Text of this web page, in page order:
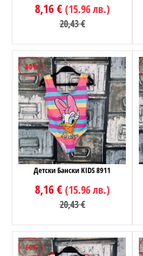
8,16 € (15.96 лв.)
20,43 €
-60%
Детски Бански KIDS 8911
8,16 € (15.96 лв.)
20,43 €
-60%